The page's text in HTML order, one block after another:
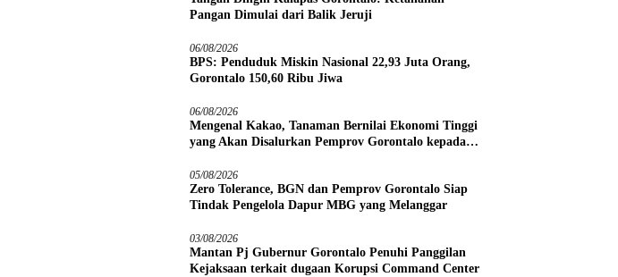
Pangan Dimulai dari Balik Jeruji
06/08/2026
BPS: Penduduk Miskin Nasional 22,93 Juta Orang,
Gorontalo 150,60 Ribu Jiwa
06/08/2026
Mengenal Kakao, Tanaman Bernilai Ekonomi Tinggi
yang Akan Disalurkan Pemprov Gorontalo kepada
05/08/2026
Zero Tolerance, BGN dan Pemprov Gorontalo Siap
Tindak Pengelola Dapur MBG yang Melanggar
03/08/2026
Mantan Pj Gubernur Gorontalo Penuhi Panggilan
Kejaksaan terkait dugaan Korupsi Command Center